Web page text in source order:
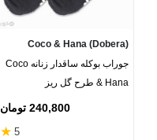
Coco & Hana (Dobera)
جوراب بوکله ساقدار زنانه Coco
& Hana طرح گل ریز
240,800 تومان
5
★